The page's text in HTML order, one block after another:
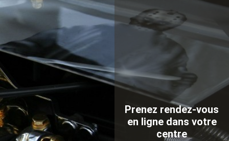
Prenez rendez-vous
en ligne dans votre
centre